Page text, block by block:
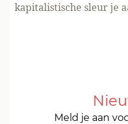
kapitalistische sleur je
Meld je aan